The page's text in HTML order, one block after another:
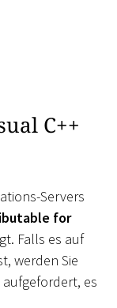
C++
Servers
for
Falls es auf
werden Sie
es